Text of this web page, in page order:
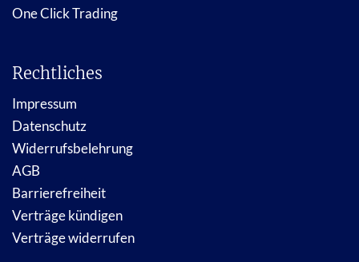
One Click Trading
Rechtliches
Impressum
Datenschutz
Widerrufsbelehrung
AGB
Barrierefreiheit
Verträge kündigen
Verträge widerrufen